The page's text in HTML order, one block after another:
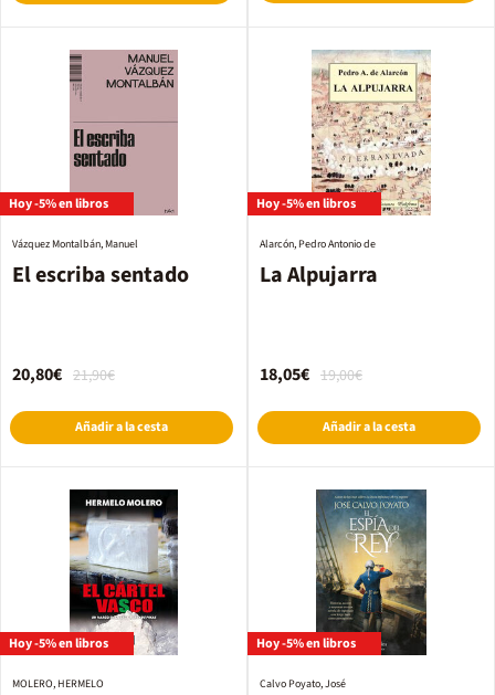
Hoy -5% en libros
El escriba sentado
Vázquez Montalbán, Manuel
21,90€
20,80€
Añadir a la cesta
Hoy -5% en libros
La Alpujarra
Alarcón, Pedro Antonio de
19,00€
18,05€
Añadir a la cesta
Hoy -5% en libros
MOLERO, HERMELO
Hoy -5% en libros
Calvo Poyato, José